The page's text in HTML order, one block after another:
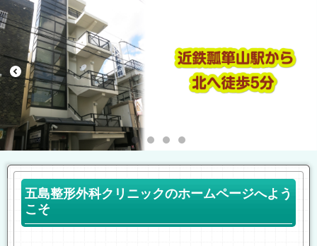
五島整形外科クリニックのホームページへよう
こそ